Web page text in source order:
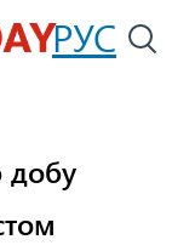
РУС
добу